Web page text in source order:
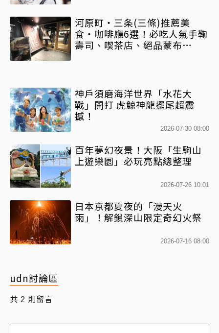
河原町・三条(三條)推薦美
食・咖啡廳6選！必吃人氣手鞠
壽司、喫茶店、絕品蒙布
神戶須磨海洋世界「水花大
戰」開打 虎鯨神龍擺尾超震
撼！
2026-07-30 08:00
百年夢幻夜景！大阪「生駒山
上遊樂園」必玩亮點總整理
2026-07-26 10:01
日本京都夏夜的「漫天火
雨」！解鎖深山限定奇幻火祭
2026-07-16 08:00
udn討論區
共 2 則留言